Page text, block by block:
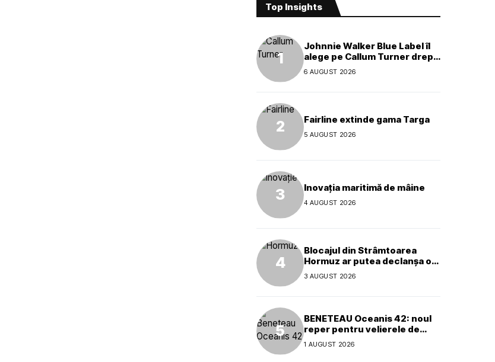
Top Insights
Johnnie Walker Blue Label îl
alege pe Callum Turner drept
noul ambasador global al
mărcii
6 AUGUST 2026
Fairline extinde gama Targa
5 AUGUST 2026
Inovația maritimă de mâine
4 AUGUST 2026
Blocajul din Strâmtoarea
Hormuz ar putea declanșa o
criză ecologică globală
3 AUGUST 2026
BENETEAU Oceanis 42: noul
reper pentru velierele de
croazieră de 40 de picioare
1 AUGUST 2026